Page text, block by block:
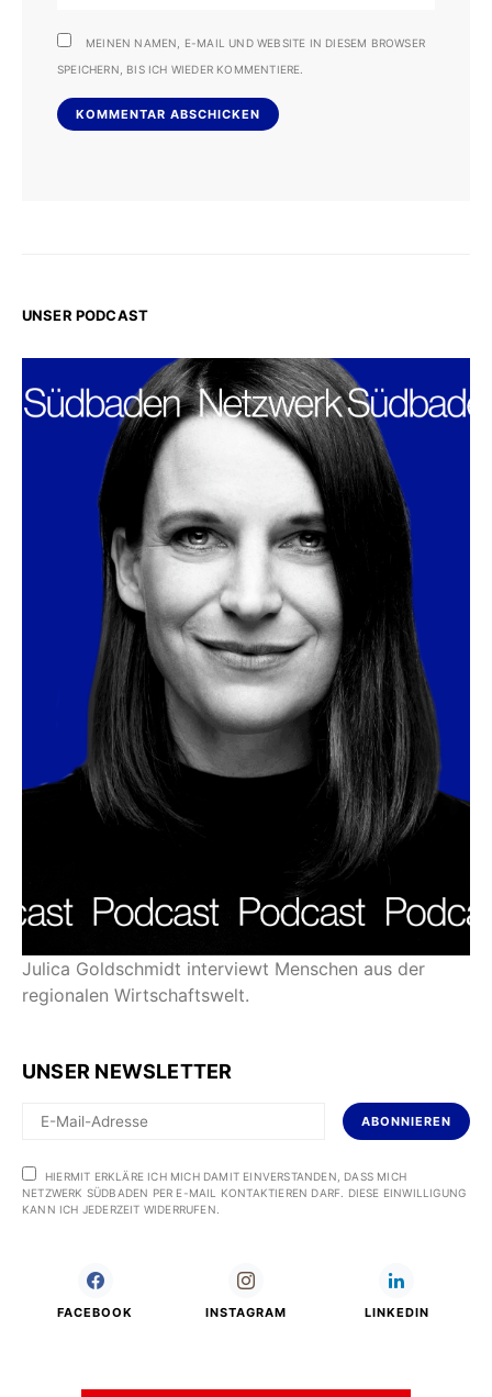
MEINEN NAMEN, E-MAIL UND WEBSITE IN DIESEM BROWSER
SPEICHERN, BIS ICH WIEDER KOMMENTIERE.
UNSER PODCAST
Julica Goldschmidt interviewt Menschen aus der
regionalen Wirtschaftswelt.
UNSER NEWSLETTER
ABONNIEREN
HIERMIT ERKLÄRE ICH MICH DAMIT EINVERSTANDEN, DASS MICH
NETZWERK SÜDBADEN PER E-MAIL KONTAKTIEREN DARF. DIESE EINWILLIGUNG
KANN ICH JEDERZEIT WIDERRUFEN.
FACEBOOK INSTAGRAM LINKEDIN